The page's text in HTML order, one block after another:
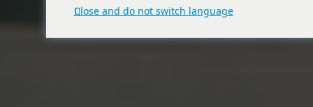
Close and do not switch language